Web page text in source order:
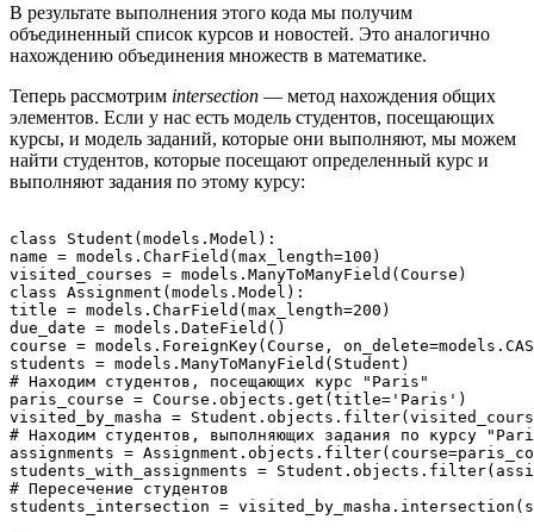
В результате выполнения этого кода мы получим
объединенный список курсов и новостей. Это аналогично
нахождению объединения множеств в математике.
Теперь рассмотрим intersection — метод нахождения общих
элементов. Если у нас есть модель студентов, посещающих
курсы, и модель заданий, которые они выполняют, мы можем
найти студентов, которые посещают определенный курс и
выполняют задания по этому курсу:
class Student(models.Model):
name = models.CharField(max_length=100)
visited_courses = models.ManyToManyField(Course)
class Assignment(models.Model):
title = models.CharField(max_length=200)
due_date = models.DateField()
course = models.ForeignKey(Course,
students = models.ManyToManyField(Student)
# Находим студентов, посещающих курс "Paris"
paris_course = Course.objects.get(title='Paris')
visited_by_masha =
# Находим студентов, выполняющих задания по курсу
assignments =
students_with_assignments =
# Пересечение студентов